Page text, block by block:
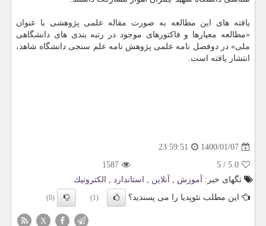
یافته های این مطالعه به صورت مقاله علمی پژوهشی با عنوان
«مطالعه معیارها و فاکتورهای موجود در رتبه بندی های دانشگاهی
ملی» در دوفصل نامه علمی پژوهش نامه علم سنجی دانشگاه شاهد،
انتشار یافته است.
1400/01/07
23:59:51
5.0
/
5
1587
تگهای خبر:
آموزش , آنلاین , استاندارد ,
الكترونیك
این مطلب نئوپدیا را می پسندید؟
(1)
(0)
X